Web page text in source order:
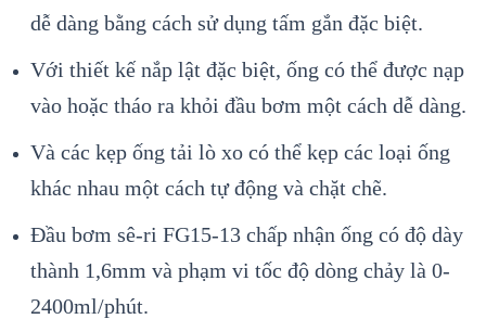
dễ dàng bằng cách sử dụng tấm gắn đặc biệt.
Với thiết kế nắp lật đặc biệt, ống có thể được nạp
vào hoặc tháo ra khỏi đầu bơm một cách dễ dàng.
Và các kẹp ống tải lò xo có thể kẹp các loại ống
khác nhau một cách tự động và chặt chẽ.
Đầu bơm sê-ri FG15-13 chấp nhận ống có độ dày
thành 1,6mm và phạm vi tốc độ dòng chảy là 0-
2400ml/phút.